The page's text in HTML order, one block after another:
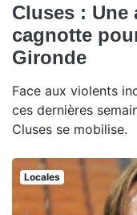
Cluses :
cagnotte
Gironde
Face aux violents
ces dernières
Cluses se mobilise.
Locales